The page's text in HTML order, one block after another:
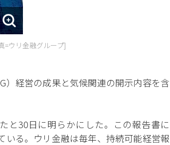
=ウリ金融グループ]
）経営の成果と気候関連の開示内容を含
と30日に明らかにした。この報告書に
いる。ウリ金融は毎年、持続可能経営報